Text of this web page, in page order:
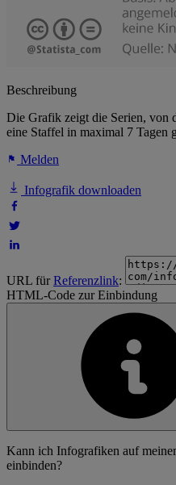
Beschreibung
Die Grafik zeigt die Serien, von
eine Staffel in maximal 7 Tagen
Melden
Infografik downloaden
URL fürReferenzlink:
HTML-Code zur Einbindung
Kann ich Infografiken auf
einbinden?